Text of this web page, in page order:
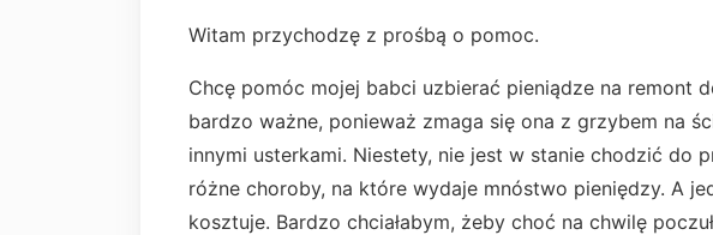
Witam przychodzę z prośbą o pomoc.
Chcę pomóc mojej babci uzbierać pieniądze na remont
bardzo ważne, ponieważ zmaga się ona z grzybem na
innymi usterkami. Niestety, nie jest w stanie chodzić do
różne choroby, na które wydaje mnóstwo pieniędzy. A
kosztuje. Bardzo chciałabym, żeby choć na chwilę